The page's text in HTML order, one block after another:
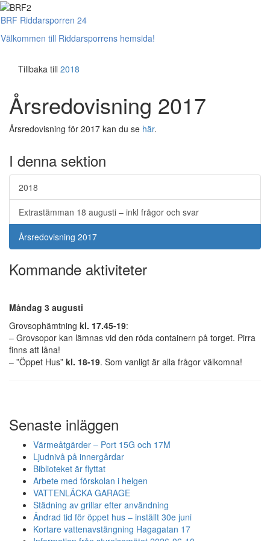
BRF Riddarsporren 24
Välkommen till Riddarsporrens hemsida!
Tillbaka till 2018
Årsredovisning 2017
Årsredovisning för 2017 kan du se här.
I denna sektion
2018
Extrastämman 18 augusti – inkl frågor och svar
Årsredovisning 2017
Kommande aktiviteter
Måndag 3 augusti
Grovsophämtning kl. 17.45-19:
– Grovsopor kan lämnas vid den röda containern på torget. Pirra
finns att låna!
– ”Öppet Hus” kl. 18-19. Som vanligt är alla frågor välkomna!
Senaste inläggen
Värmeåtgärder – Port 15G och 17M
Ljudnivå på innergårdar
Biblioteket är flyttat
Arbete med förskolan i helgen
VATTENLÄCKA GARAGE
Städning av grillar efter användning
Ändrad tid för öppet hus – inställt 30e juni
Kortare vattenavstängning Hagagatan 17